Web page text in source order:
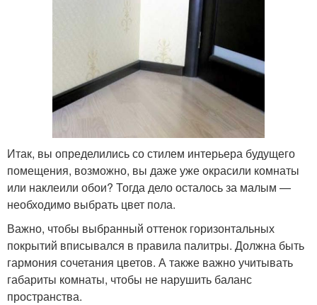
Итак, вы определились со стилем интерьера будущего
помещения, возможно, вы даже уже окрасили комнаты
или наклеили обои? Тогда дело осталось за малым —
необходимо выбрать цвет пола.
Важно, чтобы выбранный оттенок горизонтальных
покрытий вписывался в правила палитры. Должна быть
гармония сочетания цветов. А также важно учитывать
габариты комнаты, чтобы не нарушить баланс
пространства.